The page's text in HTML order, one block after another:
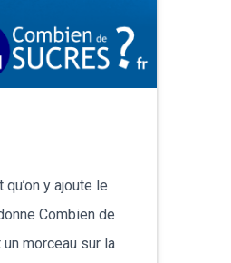
y ajoute le
Combien de
morceau sur la